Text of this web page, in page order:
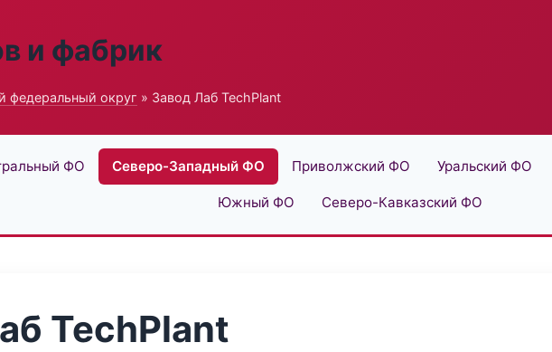
и фабрик
федеральный округ » Завод Лаб TechPlant
ФО Северо-Западный ФО Приволжский ФО Уральский ФО
Южный ФО Северо-Кавказский ФО
TechPlant